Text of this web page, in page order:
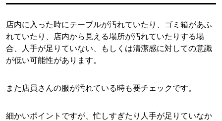
店内に入った時にテーブルが汚れていたり、ゴミ箱があふ
れていたり、店内から見える場所が汚れていたりする場
合、人手が足りていない、もしくは清潔感に対しての意識
が低い可能性があります。
また店員さんの服が汚れている時も要チェックです。
細かいポイントですが、忙しすぎたり人手が足りていなか